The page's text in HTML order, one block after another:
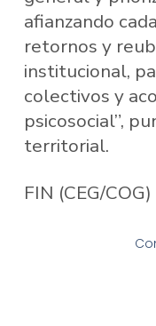
afianzando
retornos y
institucional,
colectivos y
psicosocial”,
territorial.
FIN (CEG/COG)